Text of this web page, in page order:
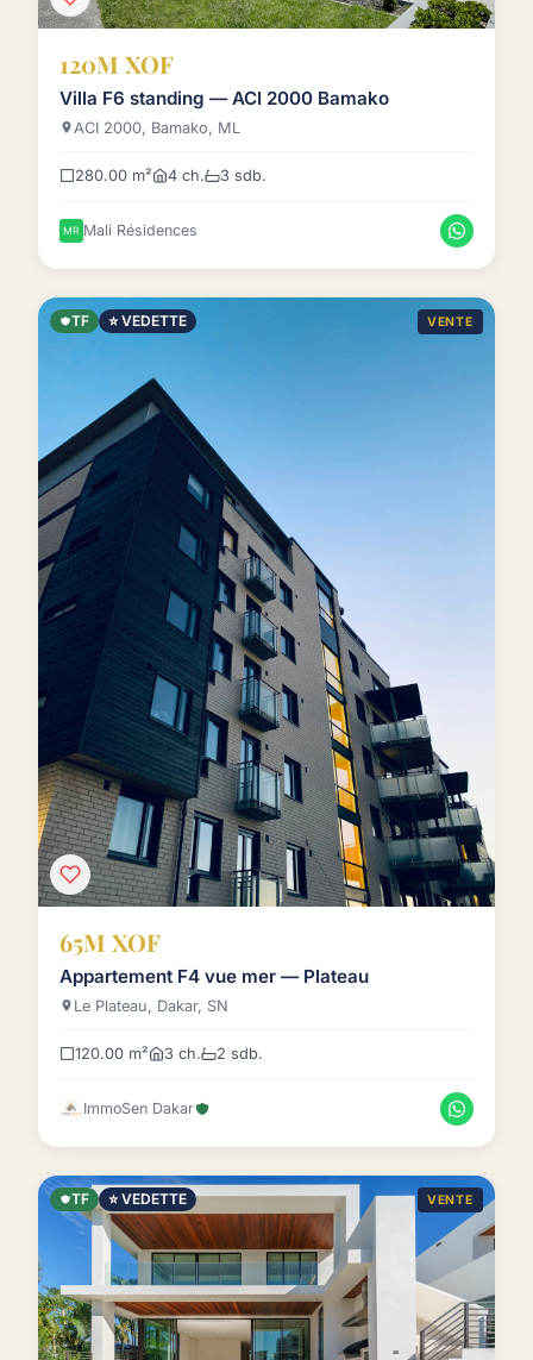
120M XOF
Villa F6 standing — ACI 2000 Bamako
ACI 2000, Bamako, ML
280.00 m² 4 ch. 3 sdb.
Mali Résidences
TF ⭐ VEDETTE VENTE
65M XOF
Appartement F4 vue mer — Plateau
Le Plateau, Dakar, SN
120.00 m² 3 ch. 2 sdb.
ImmoSen Dakar
TF ⭐ VEDETTE VENTE